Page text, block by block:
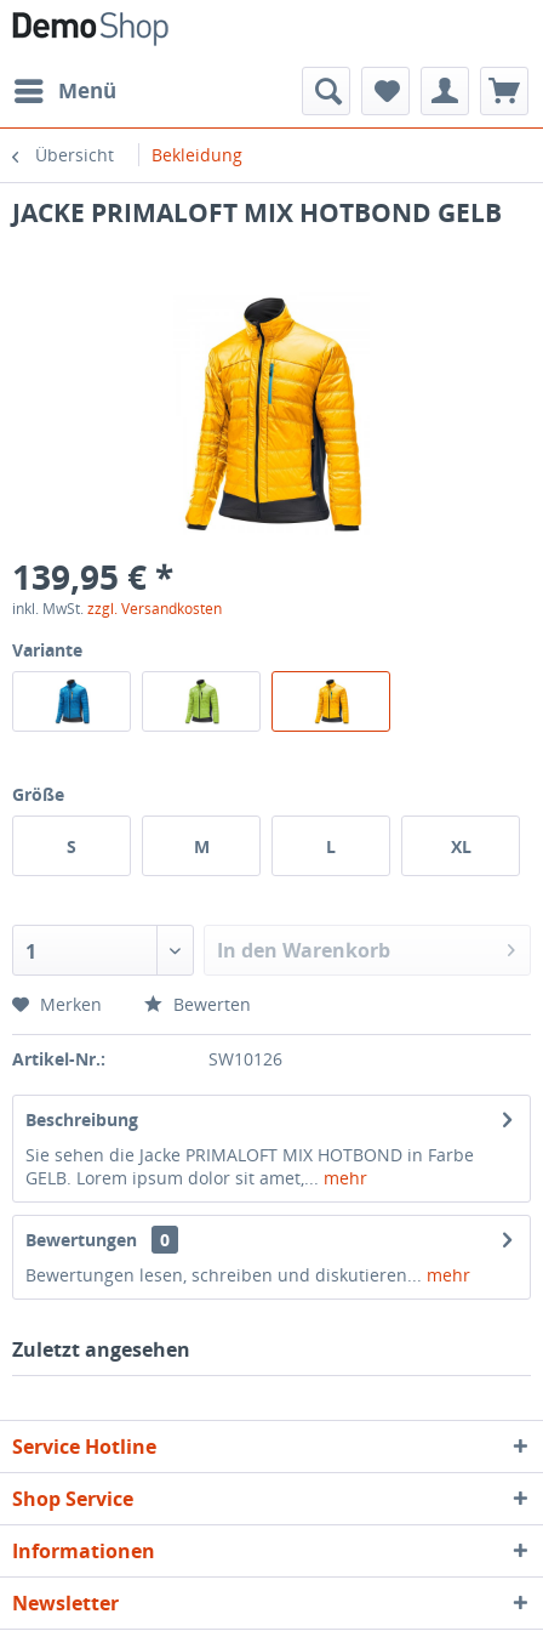
Menü
Übersicht Bekleidung
JACKE PRIMALOFT MIX HOTBOND GELB
139,95 € *
inkl. MwSt.zzgl. Versandkosten
Variante
Größe
S M L XL
1 In den Warenkorb
Merken Bewerten
Artikel-Nr.: SW10126
Beschreibung
Sie sehen die Jacke PRIMALOFT MIX HOTBOND in Farbe
GELB. Lorem ipsum dolor sit amet,... mehr
Bewertungen
0
Bewertungen lesen, schreiben und diskutieren... mehr
Zuletzt angesehen
Service Hotline
Shop Service
Informationen
Newsletter